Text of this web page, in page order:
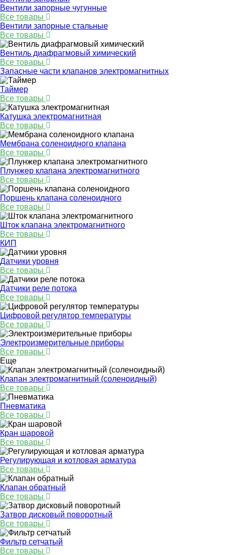
Вентили запорные чугунные
Все товары
Вентили запорные стальные
Все товары
Вентиль диафрагмовый химический
Все товары
Запасные части клапанов электромагнитных
Таймер
Все товары
Катушка электромагнитная
Все товары
Мембрана соленоидного клапана
Все товары
Плунжер клапана электромагнитного
Все товары
Поршень клапана соленоидного
Все товары
Шток клапана электромагнитного
Все товары
КИП
Датчики уровня
Все товары
Датчики реле потока
Все товары
Цифровой регулятор температуры
Все товары
Электроизмерительные приборы
Все товары
Еще
Клапан электромагнитный (соленоидный)
Все товары
Пневматика
Все товары
Кран шаровой
Все товары
Регулирующая и котловая арматура
Все товары
Клапан обратный
Все товары
Затвор дисковый поворотный
Все товары
Фильтр сетчатый
Все товары